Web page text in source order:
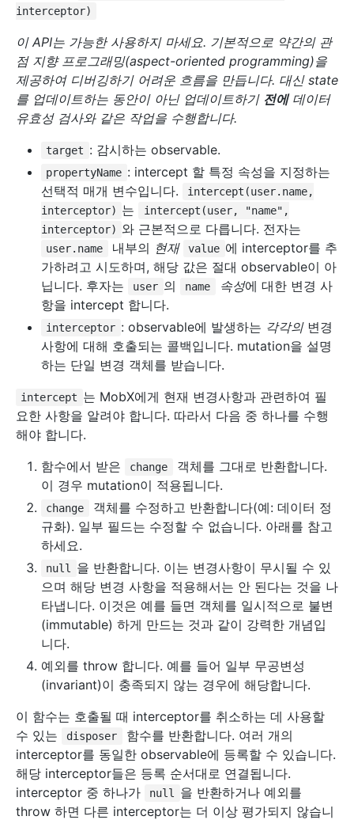
interceptor)
이 API는 가능한 사용하지 마세요. 기본적으로 약간의 관
점 지향 프로그래밍(aspect-oriented programming)을
제공하여 디버깅하기 어려운 흐름을 만듭니다. 대신 state
를 업데이트하는 동안이 아닌 업데이트하기 전에데이터
유효성 검사와 같은 작업을 수행합니다.
target : 감시하는 observable.
propertyName : intercept 할 특정 속성을 지정하는
선택적 매개 변수입니다.
intercept(user.name,
interceptor) 는
intercept(user, "name",
interceptor) 와 근본적으로 다릅니다. 전자는
user.name 내부의 현재 value 에 interceptor를 추
가하려고 시도하며, 해당 값은 절대 observable이 아
닙니다. 후자는
user 의 name 속성에 대한 변경 사
항을 intercept 합니다.
interceptor : observable에 발생하는 각각의변경
사항에 대해 호출되는 콜백입니다. mutation을 설명
하는 단일 변경 객체를 받습니다.
intercept 는 MobX에게 현재 변경사항과 관련하여 필
요한 사항을 알려야 합니다. 따라서 다음 중 하나를 수행
해야 합니다.
함수에서 받은
change
객체를 그대로 반환합니다.
이 경우 mutation이 적용됩니다.
change
객체를 수정하고 반환합니다(예: 데이터 정
규화). 일부 필드는 수정할 수 없습니다. 아래를 참고
하세요.
null
을 반환합니다. 이는 변경사항이 무시될 수 있
으며 해당 변경 사항을 적용해서는 안 된다는 것을 나
타냅니다. 이것은 예를 들면 객체를 일시적으로 불변
(immutable) 하게 만드는 것과 같이 강력한 개념입
니다.
예외를 throw 합니다. 예를 들어 일부 무공변성
(invariant)이 충족되지 않는 경우에 해당합니다.
이 함수는 호출될 때 interceptor를 취소하는 데 사용할
수 있는
disposer
함수를 반환합니다. 여러 개의
interceptor를 동일한 observable에 등록할 수 있습니다.
해당 interceptor들은 등록 순서대로 연결됩니다.
interceptor 중 하나가
null
을 반환하거나 예외를
throw 하면 다른 interceptor는 더 이상 평가되지 않습니